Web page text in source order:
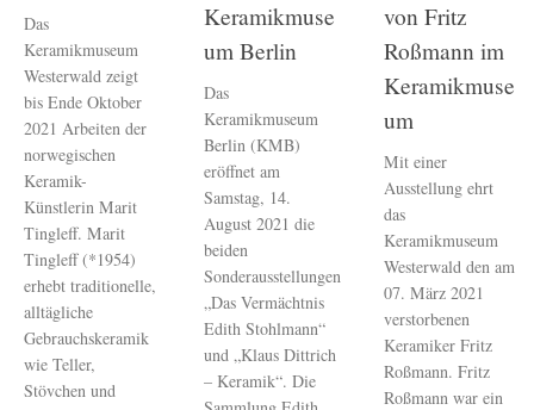
Das
Keramikmuseum
Westerwald zeigt
bis Ende Oktober
2021 Arbeiten der
norwegischen
Keramik-
Künstlerin Marit
Tingleff. Marit
Tingleff (*1954)
erhebt traditionelle,
alltägliche
Gebrauchskeramik
wie Teller,
Stövchen und
Keramikmuse
um Berlin
Das
Keramikmuseum
Berlin (KMB)
eröffnet am
Samstag, 14.
August 2021 die
beiden
Sonderausstellungen
„Das Vermächtnis
Edith Stohlmann“
und „Klaus Dittrich
– Keramik“. Die
von Fritz
Roßmann im
Keramikmuse
um
Mit einer
Ausstellung ehrt
das
Keramikmuseum
Westerwald den am
07. März 2021
verstorbenen
Keramiker Fritz
Roßmann. Fritz
Roßmann war ein